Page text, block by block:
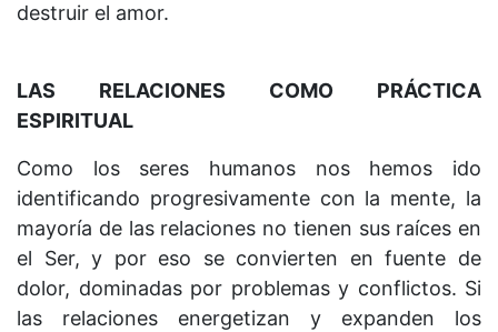
destruir el amor.
LAS RELACIONES COMO PRÁCTICA
ESPIRITUAL
Como los seres humanos nos hemos ido
identificando progresivamente con la mente, la
mayoría de las relaciones no tienen sus raíces en
el Ser, y por eso se convierten en fuente de
dolor, dominadas por problemas y conflictos. Si
las relaciones energetizan y expanden los